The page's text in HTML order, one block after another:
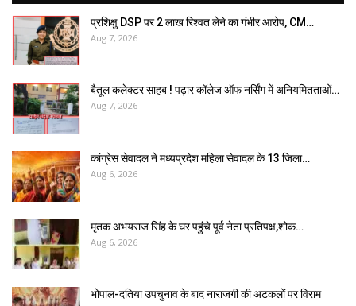
प्रशिक्षु DSP पर ₹2 लाख रिश्वत लेने का गंभीर आरोप, CM…
Aug 7, 2026
बैतूल कलेक्टर साहब ! पढ़ार कॉलेज ऑफ नर्सिंग में अनियमितताओं…
Aug 7, 2026
कांग्रेस सेवादल ने मध्यप्रदेश महिला सेवादल के 13 जिला…
Aug 6, 2026
मृतक अभयराज सिंह के घर पहुंचे पूर्व नेता प्रतिपक्ष,शोक…
Aug 6, 2026
भोपाल-दतिया उपचुनाव के बाद नाराजगी की अटकलों पर विराम